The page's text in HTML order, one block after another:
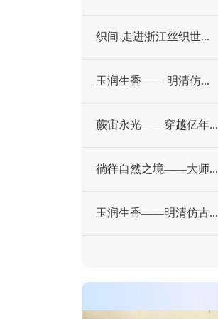
织间 走进浙江丝织世...
玉润生香—— 明清仿...
蕨宙永光——穿越亿年...
徜徉自然之境——大师...
玉润生香——明清仿古...